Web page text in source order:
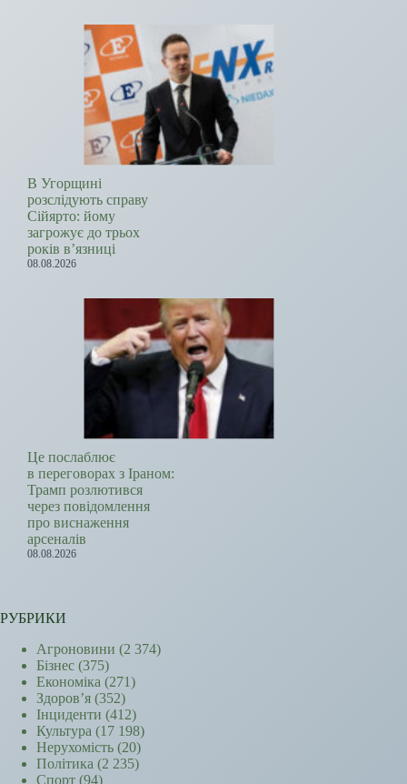
В Угорщині
розслідують справу
Сійярто: йому
загрожує до трьох
років в’язниці
08.08.2026
Це послаблює
в переговорах з Іраном:
Трамп розлютився
через повідомлення
про виснаження
арсеналів
08.08.2026
РУБРИКИ
Агроновини (2 374)
Бізнес (375)
Економіка (271)
Здоров’я (352)
Інциденти (412)
Культура (17 198)
Нерухомість (20)
Політика (2 235)
Спорт (94)